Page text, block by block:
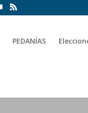
PEDANÍAS